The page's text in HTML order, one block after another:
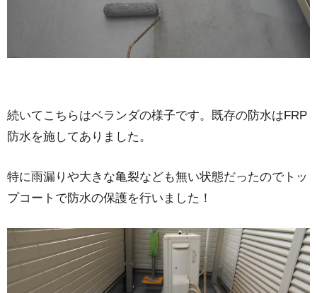
続いてこちらはベランダの様子です。既存の防水はFRP
防水を施してありました。
特に雨漏りや大きな亀裂なども無い状態だったのでトッ
プコートで防水の保護を行いました！